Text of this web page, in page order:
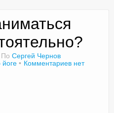
По Сергей Чернов
Комментариев нет